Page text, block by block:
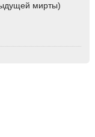
мирты)